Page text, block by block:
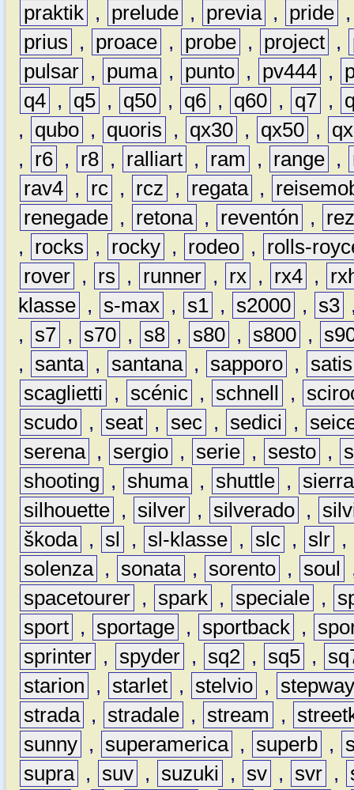
praktik , prelude , previa , pride
prius
, proace , probe , project ,
pulsar , puma , punto , pv444 ,
q4 , q5 , q50 , q6 , q60 , q7 ,
,
qubo , quoris , qx30 , qx50 ,
,
r6 , r8 , ralliart , ram , range ,
rav4 , rc , rcz , regata ,
renegade , retona , reventón ,
,
rocks , rocky , rodeo ,
rolls-
rover , rs , runner , rx , rx4 ,
klasse , s-max , s1 , s2000 , s3
,
s7 , s70 , s8 , s80 , s800 ,
,
santa , santana , sapporo ,
satis
scaglietti
, scénic , schnell ,
scudo , seat , sec , sedici ,
serena , sergio , serie , sesto ,
shooting
, shuma , shuttle ,
sierra
silhouette , silver , silverado ,
škoda , sl , sl-klasse , slc , slr ,
solenza , sonata , sorento , soul
spacetourer , spark , speciale ,
sport , sportage , sportback ,
sprinter , spyder , sq2 , sq5 ,
starion
, starlet , stelvio ,
strada , stradale , stream ,
sunny , superamerica , superb ,
supra , suv , suzuki , sv , svr ,